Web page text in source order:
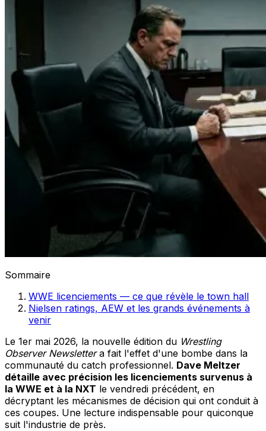
Sommaire
WWE licenciements — ce que révèle le town hall
Nielsen ratings, AEW et les grands événements à
venir
Le 1er mai 2026, la nouvelle édition du Wrestling
Observer Newslettera fait l'effet d'une bombe dans la
communauté du catch professionnel. Dave Meltzer
détaille avec précision les licenciements survenus à
la WWE et à la NXT le vendredi précédent, en
décryptant les mécanismes de décision qui ont conduit à
ces coupes. Une lecture indispensable pour quiconque
suit l'industrie de près.